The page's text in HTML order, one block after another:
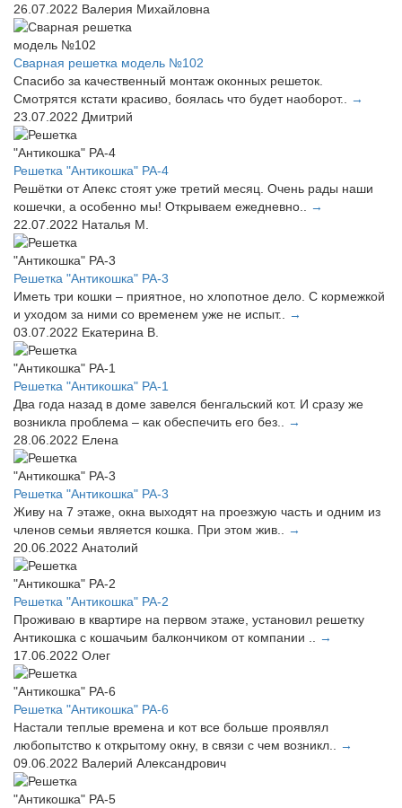
26.07.2022 Валерия Михайловна
Сварная решетка модель №102
Спасибо за качественный монтаж оконных решеток.
Смотрятся кстати красиво, боялась что будет наоборот..
→
23.07.2022 Дмитрий
Решетка "Антикошка" РА-4
Решётки от Апекс стоят уже третий месяц. Очень рады наши
кошечки, а особенно мы! Открываем ежедневно..
→
22.07.2022 Наталья М.
Решетка "Антикошка" РА-3
Иметь три кошки – приятное, но хлопотное дело. С кормежкой
и уходом за ними со временем уже не испыт..
→
03.07.2022 Екатерина В.
Решетка "Антикошка" РА-1
Два года назад в доме завелся бенгальский кот. И сразу же
возникла проблема – как обеспечить его без..
→
28.06.2022 Елена
Решетка "Антикошка" РА-3
Живу на 7 этаже, окна выходят на проезжую часть и одним из
членов семьи является кошка. При этом жив..
→
20.06.2022 Анатолий
Решетка "Антикошка" РА-2
Проживаю в квартире на первом этаже, установил решетку
Антикошка с кошачьим балкончиком от компании ..
→
17.06.2022 Олег
Решетка "Антикошка" РА-6
Настали теплые времена и кот все больше проявлял
любопытство к открытому окну, в связи с чем возникл..
→
09.06.2022 Валерий Александрович